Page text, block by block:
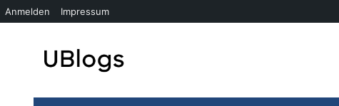
Anmelden Impressum